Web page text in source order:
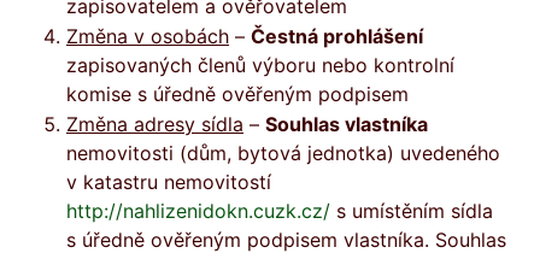
zapisovatelem a ověřovatelem
Změna v osobách – Čestná prohlášení
zapisovaných členů výboru nebo kontrolní
komise s úředně ověřeným podpisem
Změna adresy sídla – Souhlas vlastníka
nemovitosti (dům, bytová jednotka) uvedeného
v katastru nemovitostí
http://nahlizenidokn.cuzk.cz/ s umístěním sídla
s úředně ověřeným podpisem vlastníka. Souhlas